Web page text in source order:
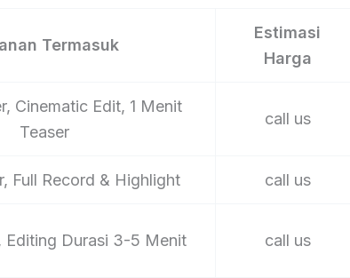
Termasuk
Estimasi
Harga
Cinematic Edit, 1 Menit
Teaser
call us
Full Record & Highlight call us
Editing Durasi 3-5 Menit call us